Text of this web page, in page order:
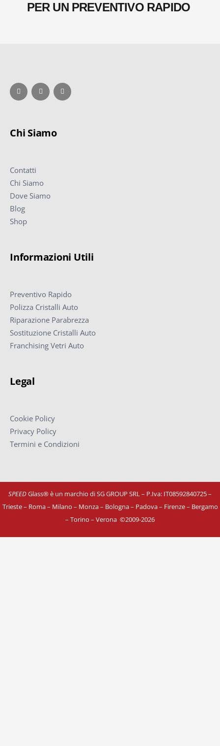
PER UN PREVENTIVO RAPIDO
Chi Siamo
Contatti
Chi Siamo
Dove Siamo
Blog
Shop
Informazioni Utili
Preventivo Rapido
Polizza Cristalli Auto
Riparazione Parabrezza
Sostituzione Cristalli Auto
Franchising Vetri Auto
Legal
Cookie Policy
Privacy Policy
Termini e Condizioni
SPEEDGlass® è un marchio di SG GROUP SRL – P.Iva: IT08592840725–
Trieste – Roma – Milano – Monza – Bologna – Padova – Firenze – Bergamo
– Torino – Verona ©2009-2026